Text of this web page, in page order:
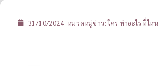
31/10/2024 หมวดหมู่ข่าว:ใคร ทำอะไร ที่ไหน